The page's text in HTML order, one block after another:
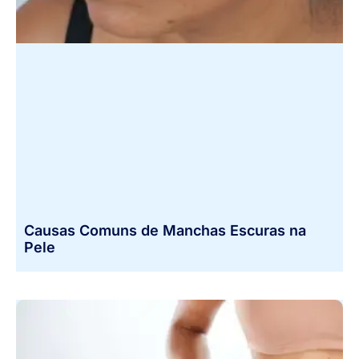
Causas Comuns de Manchas Escuras na
Pele